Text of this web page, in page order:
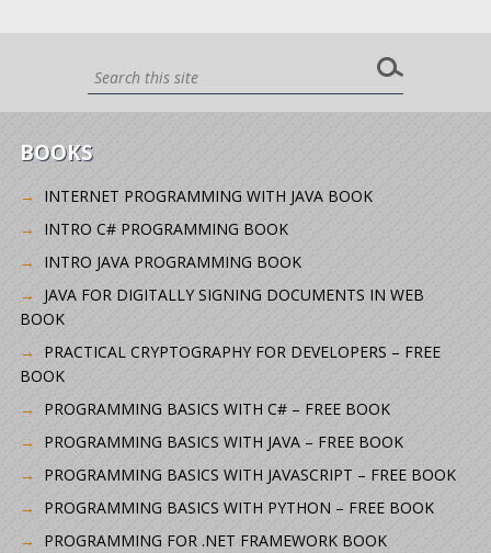
BOOKS
INTERNET PROGRAMMING WITH JAVA BOOK
INTRO C# PROGRAMMING BOOK
INTRO JAVA PROGRAMMING BOOK
JAVA FOR DIGITALLY SIGNING DOCUMENTS IN WEB
BOOK
PRACTICAL CRYPTOGRAPHY FOR DEVELOPERS – FREE
BOOK
PROGRAMMING BASICS WITH C# – FREE BOOK
PROGRAMMING BASICS WITH JAVA – FREE BOOK
PROGRAMMING BASICS WITH JAVASCRIPT – FREE BOOK
PROGRAMMING BASICS WITH PYTHON – FREE BOOK
PROGRAMMING FOR .NET FRAMEWORK BOOK